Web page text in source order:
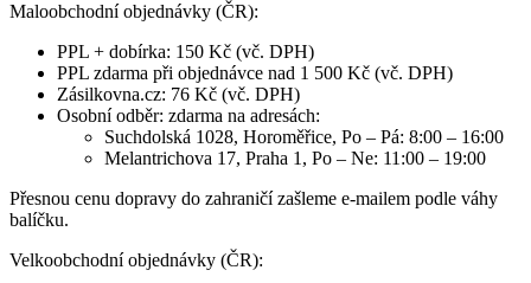
Maloobchodní objednávky (ČR):
PPL + dobírka: 150 Kč (vč. DPH)
PPL zdarma při objednávce nad 1 500 Kč (vč. DPH)
Zásilkovna.cz: 76 Kč (vč. DPH)
Osobní odběr: zdarma na adresách:
Suchdolská 1028, Horoměřice, Po – Pá: 8:00 – 16:00
Melantrichova 17, Praha 1, Po – Ne: 11:00 – 19:00
Přesnou cenu dopravy do zahraničí zašleme e-mailem podle váhy
balíčku.
Velkoobchodní objednávky (ČR):